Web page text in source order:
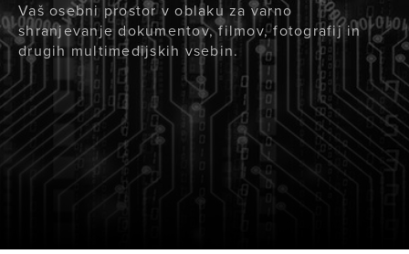
Vaš osebni prostor v oblaku za varno
shranjevanje dokumentov, filmov, fotografij in
drugih multimedijskih vsebin.